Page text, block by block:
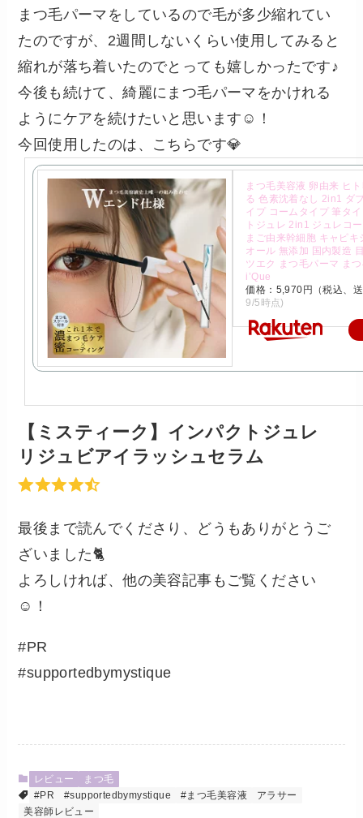
まつ毛パーマをしているので毛が多少縮れてい
たのですが、2週間しないくらい使用してみると
縮れが落ち着いたのでとっても嬉しかったです♪
今後も続けて、綺麗にまつ毛パーマをかけれる
ようにケアを続けたいと思います☺️！
今回使用したのは、こちらです💎
まつ毛美容液 卵由来 ヒ
る 色素沈着なし 2in1 ダ
イプ コームタイプ 筆タ
トジュレ 2in1 ジュレコ
まご由来幹細胞 キャピキ
オール 無添加 国内製造
ツエク まつ毛パーマ ま
i’Que
価格：5,970円（税込、
9/5時点)
【ミスティーク】インパクトジュレ
リジュビアイラッシュセラム
最後まで読んでくださり、どうもありがとうご
ざいました🐈
よろしければ、他の美容記事もご覧ください
☺️！
#PR
#supportedbymystique
レビュー
まつ毛
#PR
#supportedbymystique #まつ毛美容液
アラサー
美容師レビュー